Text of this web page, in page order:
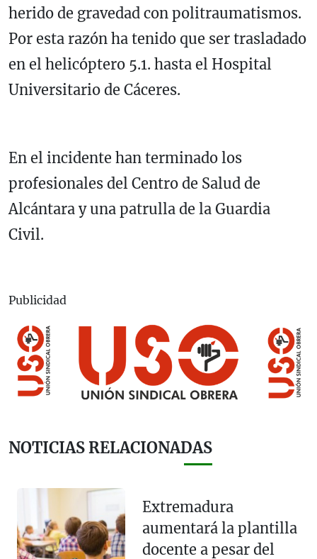
herido de gravedad con politraumatismos.
Por esta razón ha tenido que ser trasladado
en el helicóptero 5.1. hasta el Hospital
Universitario de Cáceres.
En el incidente han terminado los
profesionales del Centro de Salud de
Alcántara y una patrulla de la Guardia
Civil.
Publicidad
NOTICIAS RELACIONADAS
Extremadura
aumentará la plantilla
docente a pesar del